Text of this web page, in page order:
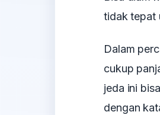
tidak tepat
Dalam
cukup
jeda ini
dengan